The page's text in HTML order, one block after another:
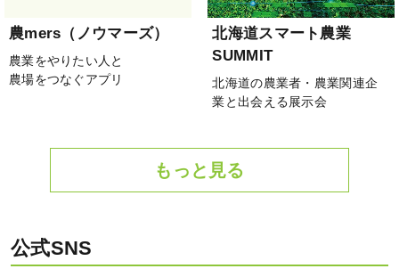
農mers（ノウマーズ）
農業をやりたい人と
農場をつなぐアプリ
北海道スマート農業
SUMMIT
北海道の農業者・農業関連企
業と出会える展示会
もっと見る
公式SNS